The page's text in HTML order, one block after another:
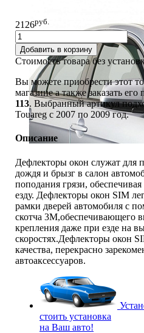
2126руб.
Добавить в корзину
Стоимость товара без
Вы можете приобрести этот
магазине а также заказать его
113. Выбранный артикул
Touareg c 2007 по 2009 год.
Описание
Дефлекторы окон служат для
дождя и брызг в салон
поподания грязи,
езду. Дефлекторы окон SIM
рамки дверей автомобиля с
скотча 3М,обеспечивающего
крепления даже при езде на
скоростях.Дефлекторы окон
качества, перекрасно
автоаксессуаров.
стоить установка
на Ваш авто!